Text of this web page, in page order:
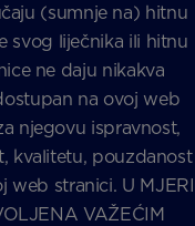
(sumnje na) hitnu
svog liječnika ili hitnu
ne daju nikakva
na ovoj web
njegovu ispravnost,
kvalitetu, pouzdanost
web stranici. U MJERI
VAŽEĆIM